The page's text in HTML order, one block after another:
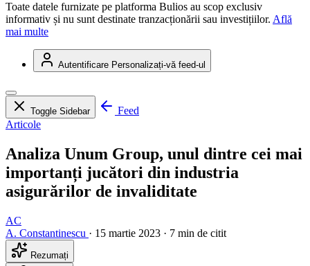
Toate datele furnizate pe platforma Bulios au scop exclusiv
informativ și nu sunt destinate tranzacționării sau investițiilor. Află
mai multe
Autentificare Personalizați-vă feed-ul
Toggle Sidebar
Feed
Articole
Analiza Unum Group, unul dintre cei mai
importanți jucători din industria
asigurărilor de invaliditate
AC
A. Constantinescu · 15 martie 2023 · 7 min de citit
Rezumați